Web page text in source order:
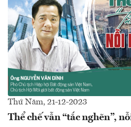
Thứ Năm, 21-12-2023
Thể chế vẫn “tắc nghẽn”,